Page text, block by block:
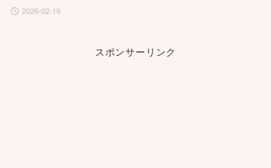
2026-02-19
スポンサーリンク